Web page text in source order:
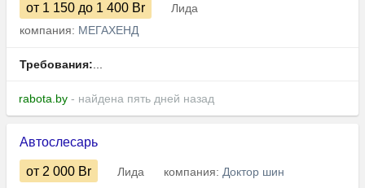
от 1 150 до 1 400 Br
Лида
компания: МЕГАХЕНД
Требования:...
rabota.by - найдена пять дней назад
Автослесарь
от 2 000 Br Лида компания: Доктор шин